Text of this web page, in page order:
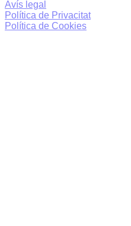
Avís legal
Política de Privacitat
Política de Cookies